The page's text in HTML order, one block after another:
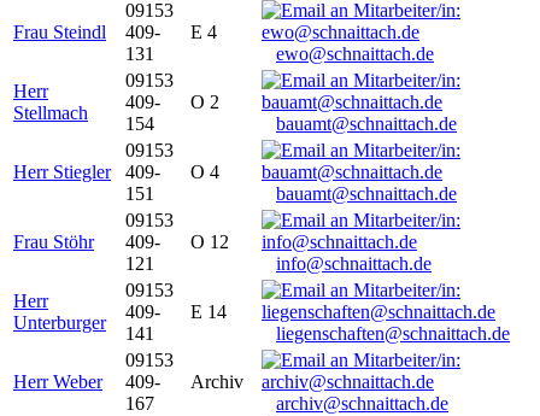
Frau Steindl
09153
409-
131
E 4
ewo@schnaittach.de
Herr
Stellmach
09153
409-
154
O 2
bauamt@schnaittach.de
Herr Stiegler
09153
409-
151
O 4
bauamt@schnaittach.de
Frau Stöhr
09153
409-
121
O 12
info@schnaittach.de
Herr
Unterburger
09153
409-
141
E 14
liegenschaften@schnaittach.de
Herr Weber
09153
409-
167
Archiv
archiv@schnaittach.de